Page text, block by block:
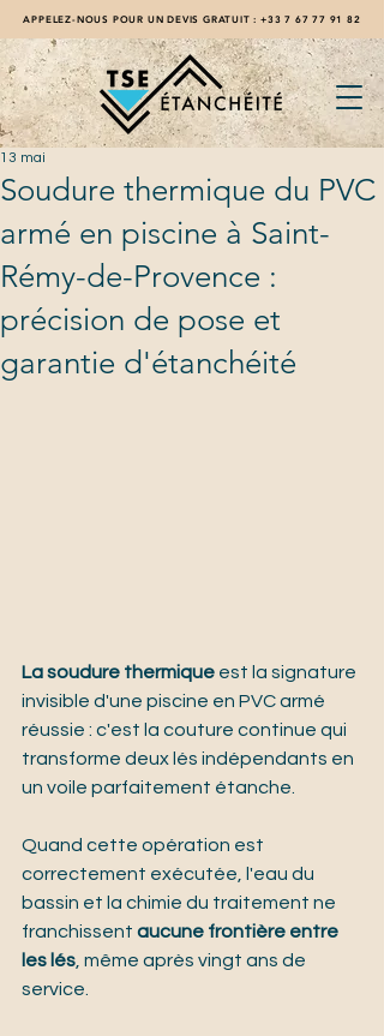
APPELEZ-NOUS POUR UN DEVIS GRATUIT : +33 7 67 77 91 82
Soudure thermique du PVC
armé en piscine à Saint-
Rémy-de-Provence :
précision de pose et
garantie d'étanchéité
13 mai
La soudure thermique est la signature
invisible d'une piscine en PVC armé
réussie : c'est la couture continue qui
transforme deux lés indépendants en
un voile parfaitement étanche.
Quand cette opération est
correctement exécutée, l'eau du
bassin et la chimie du traitement ne
franchissent aucune frontière entre
les lés, même après vingt ans de
service.